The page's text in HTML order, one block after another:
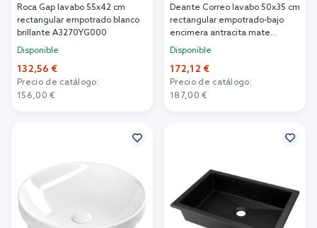
Roca Gap lavabo 55x42 cm
rectangular empotrado blanco
brillante A3270YG000
Disponible
132,56 €
Precio de catálogo:
156,00 €
Deante Correo lavabo 50x35 cm
rectangular empotrado-bajo
encimera antracita mate
CQR_TU5U
Disponible
172,12 €
Precio de catálogo:
187,00 €